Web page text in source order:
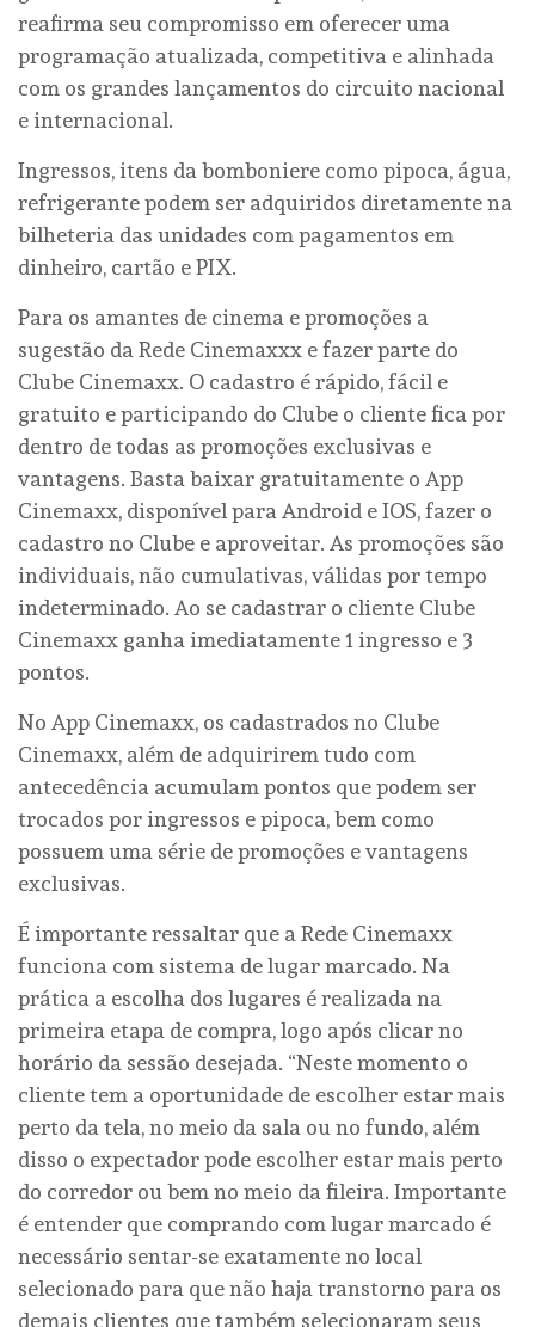
reafirma seu compromisso em oferecer uma
programação atualizada, competitiva e alinhada
com os grandes lançamentos do circuito nacional
e internacional.
Ingressos, itens da bomboniere como pipoca, água,
refrigerante podem ser adquiridos diretamente na
bilheteria das unidades com pagamentos em
dinheiro, cartão e PIX.
Para os amantes de cinema e promoções a
sugestão da Rede Cinemaxxx e fazer parte do
Clube Cinemaxx. O cadastro é rápido, fácil e
gratuito e participando do Clube o cliente fica por
dentro de todas as promoções exclusivas e
vantagens. Basta baixar gratuitamente o App
Cinemaxx, disponível para Android e IOS, fazer o
cadastro no Clube e aproveitar. As promoções são
individuais, não cumulativas, válidas por tempo
indeterminado. Ao se cadastrar o cliente Clube
Cinemaxx ganha imediatamente 1 ingresso e 3
pontos.
No App Cinemaxx, os cadastrados no Clube
Cinemaxx, além de adquirirem tudo com
antecedência acumulam pontos que podem ser
trocados por ingressos e pipoca, bem como
possuem uma série de promoções e vantagens
exclusivas.
É importante ressaltar que a Rede Cinemaxx
funciona com sistema de lugar marcado. Na
prática a escolha dos lugares é realizada na
primeira etapa de compra, logo após clicar no
horário da sessão desejada. “Neste momento o
cliente tem a oportunidade de escolher estar mais
perto da tela, no meio da sala ou no fundo, além
disso o expectador pode escolher estar mais perto
do corredor ou bem no meio da fileira. Importante
é entender que comprando com lugar marcado é
necessário sentar-se exatamente no local
selecionado para que não haja transtorno para os
demais clientes que também selecionaram seus